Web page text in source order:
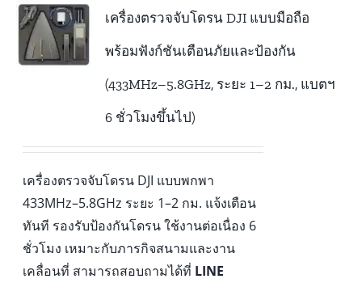
เครื่องตรวจจับโดรน DJI แบบมือถือ
พร้อมฟังก์ชันเตือนภัยและป้องกัน
(433MHz–5.8GHz, ระยะ 1–2 กม., แบตฯ
6 ชั่วโมงขึ้นไป)
เครื่องตรวจจับโดรน DJI แบบพกพา
433MHz–5.8GHz ระยะ 1–2 กม. แจ้งเตือน
ทันที รองรับป้องกันโดรน ใช้งานต่อเนื่อง 6
ชั่วโมง เหมาะกับภารกิจสนามและงาน
เคลื่อนที่ สามารถสอบถามได้ที่ LINE